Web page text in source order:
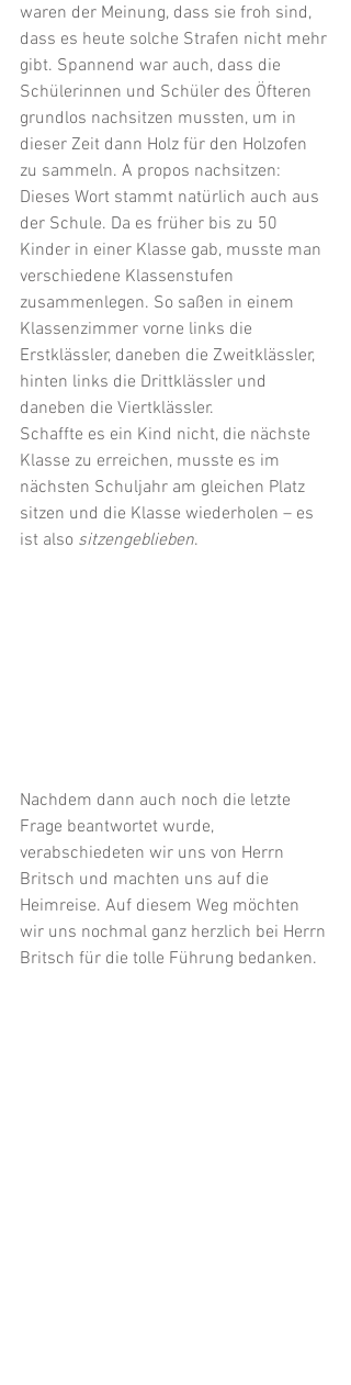
waren der Meinung, dass sie froh sind,
dass es heute solche Strafen nicht mehr
gibt. Spannend war auch, dass die
Schülerinnen und Schüler des Öfteren
grundlos nachsitzen mussten, um in
dieser Zeit dann Holz für den Holzofen
zu sammeln. A propos nachsitzen:
Dieses Wort stammt natürlich auch aus
der Schule. Da es früher bis zu 50
Kinder in einer Klasse gab, musste man
verschiedene Klassenstufen
zusammenlegen. So saßen in einem
Klassenzimmer vorne links die
Erstklässler, daneben die Zweitklässler,
hinten links die Drittklässler und
daneben die Viertklässler.
Schaffte es ein Kind nicht, die nächste
Klasse zu erreichen, musste es im
nächsten Schuljahr am gleichen Platz
sitzen und die Klasse wiederholen – es
ist also sitzengeblieben.
Nachdem dann auch noch die letzte
Frage beantwortet wurde,
verabschiedeten wir uns von Herrn
Britsch und machten uns auf die
Heimreise. Auf diesem Weg möchten
wir uns nochmal ganz herzlich bei Herrn
Britsch für die tolle Führung bedanken.